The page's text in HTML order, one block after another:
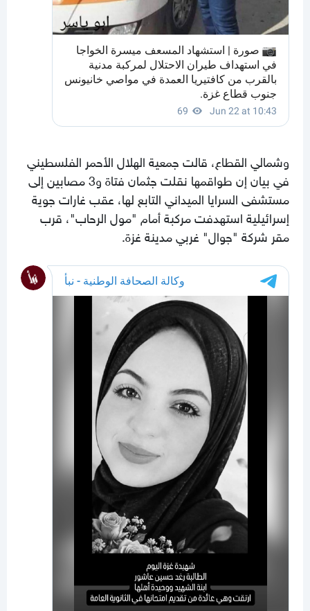
وشمالي القطاع، قالت جمعية الهلال الأحمر الفلسطيني
في بيان إن طواقمها نقلت جثمان فتاة و3 مصابين إلى
مستشفى السرايا الميداني التابع لها، عقب غارات جوية
إسرائيلية استهدفت مركبة أمام "مول الرحاب"، قرب
مقر شركة "جوال" غربي مدينة غزة.